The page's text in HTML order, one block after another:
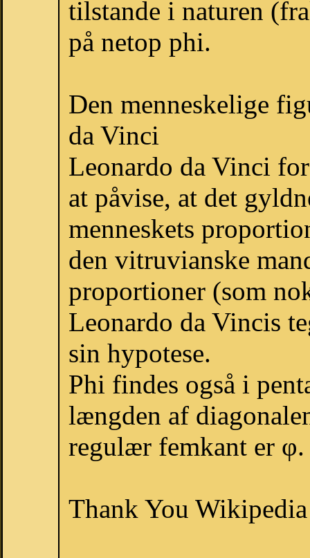
tilstande i naturen
på netop phi.
Den menneskelige
da Vinci
Leonardo da Vinci
at påvise, at det
menneskets
den vitruvianske
proportioner (som
Leonardo da Vincis
sin hypotese.
Phi findes også i
længden af
regulær femkant er φ.
Thank You